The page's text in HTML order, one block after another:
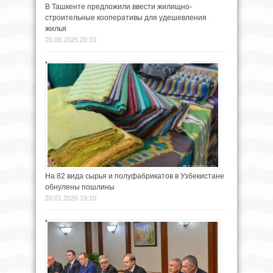
В Ташкенте предложили ввести жилищно-
строительные кооперативы для удешевления
жилья
25.09.2025 20:10
На 82 вида сырья и полуфабрикатов в Узбекистане
обнулены пошлины
20.01.2026 19:10